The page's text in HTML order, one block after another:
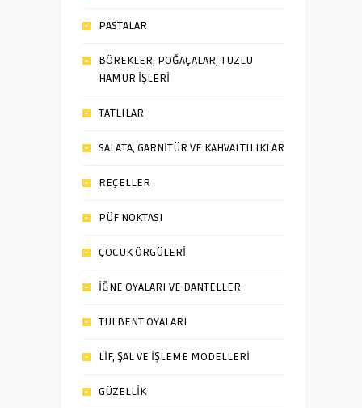
PASTALAR
BÖREKLER, POĞAÇALAR, TUZLU
HAMUR İŞLERİ
TATLILAR
SALATA, GARNİTÜR VE KAHVALTILIKLAR
REÇELLER
PÜF NOKTASI
ÇOCUK ÖRGÜLERİ
İĞNE OYALARI VE DANTELLER
TÜLBENT OYALARI
LİF, ŞAL VE İŞLEME MODELLERİ
GÜZELLİK